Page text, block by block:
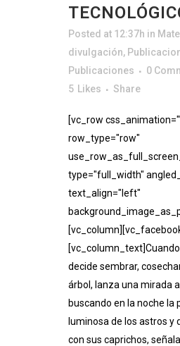
Posted at 12:37h in
divulgación,
Publicaciones
0
5 Likes Share
[vc_row
row_type="row"
type="full_width"
text_align="left"
decide sembrar,
árbol, lanza una mirada
buscando en la noche la
luminosa de los astros y
con sus caprichos,